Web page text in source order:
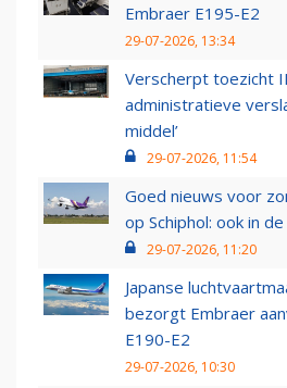
Embraer E195-E2
29-07-2026, 13:34
Verscherpt toezicht
administratieve
middel’
29-07-2026, 11:54
Goed nieuws voor
op Schiphol: ook in
29-07-2026, 11:20
Japanse
bezorgt Embraer
E190-E2
29-07-2026, 10:30